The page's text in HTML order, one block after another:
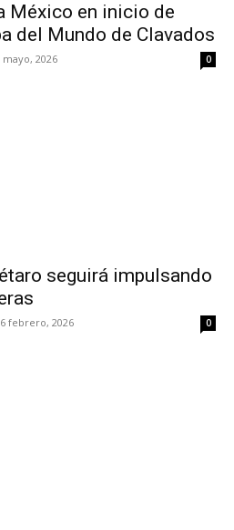
México en inicio de
del Mundo de Clavados
mayo, 2026 0
seguirá impulsando
febrero, 2026 0